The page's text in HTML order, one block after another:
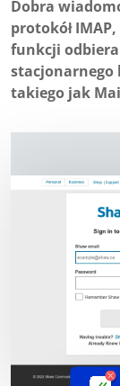
Dobra
protokół
funkcji
stacjonarnego
takiego jak